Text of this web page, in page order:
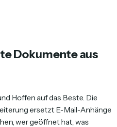
Dokumente aus
Hoffen auf das Beste. Die
ersetzt E-Mail-Anhänge
wer geöffnet hat, was